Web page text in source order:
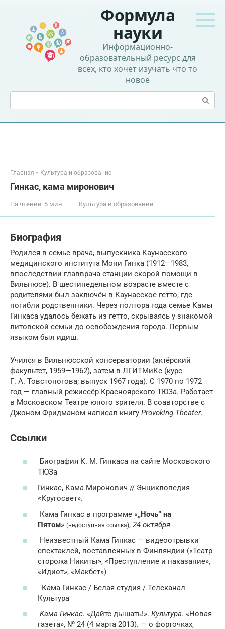
Перейти
контенту
Формула
науки
Информационно-
образовательный ресурс для
всех, кто хочет изучать что то
новое
Поиск:
Главная » Культура и образование
Гинкас, кама миронович
На чтение: 5 мин Культура и образование
Биография
Родился в семье врача, выпускника Каунасского
медицинского института Мони Гинка (1912—1983,
впоследствии главврача станции скорой помощи в
Вильнюсе). В шестинедельном возрасте вместе с
родителями был заключён в Каунасское гетто, где
погибли родственники. Через полтора года семье Камы
Гинкаса удалось бежать из гетто, скрываясь у знакомой
литовской семьи до освобождения города. Первым
языком был идиш.
Учился в Вильнюсской консерватории (актёрский
факультет, 1959—1962), затем в ЛГИТМиКе (курс
Г. А. Товстоногова; выпуск 1967 года). С 1970 по 1972
год — главный режиссёр Красноярского ТЮЗа. Работает
в Московском Театре юного зрителя. В соавторстве с
Джоном Фридманом написал книгу Provoking Theater.
Ссылки
Биография К. М. Гинкаса на сайте Московского
ТЮЗа
Гинкас, Кама Миронович // Энциклопедия
«Кругосвет».
Кама Гинкас в программе «„Ночь“ на
Пятом» (недоступная ссылка), 24 октября
Неизвестный Кама Гинкас — видеоотрывки
спектаклей, поставленных в Финляндии («Театр
сторожа Никиты», «Преступление и наказание»,
«Идиот», «Макбет»)
Кама Гинкас / Белая студия / Телеканал
Культура
Кама Гинкас. «Дайте дышать!». Культура. «Новая
газета», № 24 (4 марта 2013). — о форточках,